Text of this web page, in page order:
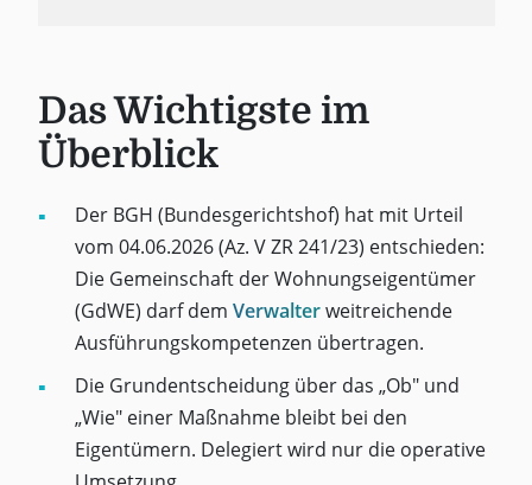
Das Wichtigste im
Überblick
Der BGH (Bundesgerichtshof) hat mit Urteil
vom 04.06.2026 (Az. V ZR 241/23) entschieden:
Die Gemeinschaft der Wohnungseigentümer
(GdWE) darf dem Verwalterweitreichende
Ausführungskompetenzen übertragen.
Die Grundentscheidung über das „Ob" und
„Wie" einer Maßnahme bleibt bei den
Eigentümern. Delegiert wird nur die operative